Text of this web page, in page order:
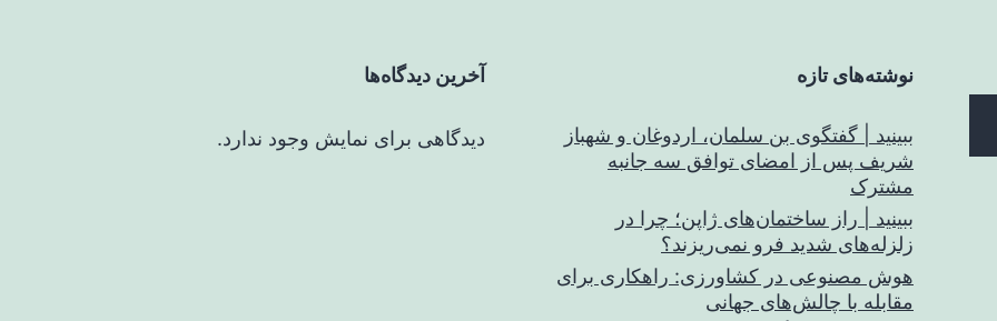
نوشته‌های تازه
ببینید | گفتگوی بن سلمان، اردوغان و شهباز
شریف پس از امضای توافق سه جانبه
مشترک
ببینید | راز ساختمان‌های ژاپن؛ چرا در
زلزله‌های شدید فرو نمی‌ریزند؟
هوش مصنوعی در کشاورزی: راهکاری برای
مقابله با چالش‌های جهانی
آخرین دیدگاه‌ها
دیدگاهی برای نمایش وجود ندارد.